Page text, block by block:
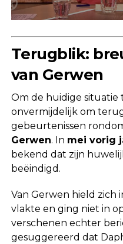
Terugblik:
van Gerwen
Om de huidige situatie
onvermijdelijk om
gebeurtenissen
Gerwen. In mei vorig
bekend dat zijn
beëindigd.
Van Gerwen hield zich
vlakte en ging niet in
verschenen echter
gesuggereerd dat